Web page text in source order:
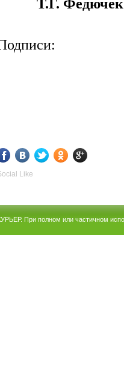
Т.Г. Федючек
Like
При полном или частичном